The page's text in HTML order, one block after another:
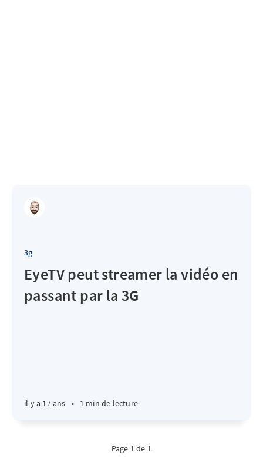
3g
EyeTV peut streamer la vidéo en
passant par la 3G
il y a 17 ans • 1 min de lecture
Page 1 de 1